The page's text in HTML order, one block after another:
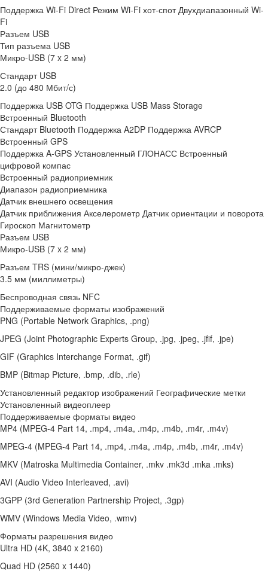
Поддержка Wi-Fi Direct Режим Wi-Fi хот-спот Двухдиапазонный Wi-
Fi
Разъем USB
Тип разъема USB
Микро-USB (7 x 2 мм)
Стандарт USB
2.0 (до 480 Мбит/с)
Поддержка USB OTG Поддержка USB Mass Storage
Встроенный Bluetooth
Стандарт Bluetooth Поддержка A2DP Поддержка AVRCP
Встроенный GPS
Поддержка A-GPS Установленный ГЛОНАСС Встроенный
цифровой компас
Встроенный радиоприемник
Диапазон радиоприемника
Датчик внешнего освещения
Датчик приближения Акселерометр Датчик ориентации и поворота
Гироскоп Магнитометр
Разъем USB
Микро-USB (7 x 2 мм)
Разъем TRS (мини/микро-джек)
3.5 мм (миллиметры)
Беспроводная связь NFC
Поддерживаемые форматы изображений
PNG (Portable Network Graphics, .png)
JPEG (Joint Photographic Experts Group, .jpg, .jpeg, .jfif, .jpe)
GIF (Graphics Interchange Format, .gif)
BMP (Bitmap Picture, .bmp, .dib, .rle)
Установленный редактор изображений Географические метки
Установленный видеоплеер
Поддерживаемые форматы видео
MP4 (MPEG-4 Part 14, .mp4, .m4a, .m4p, .m4b, .m4r, .m4v)
MPEG-4 (MPEG-4 Part 14, .mp4, .m4a, .m4p, .m4b, .m4r, .m4v)
MKV (Matroska Multimedia Container, .mkv .mk3d .mka .mks)
AVI (Audio Video Interleaved, .avi)
3GPP (3rd Generation Partnership Project, .3gp)
WMV (Windows Media Video, .wmv)
Форматы разрешения видео
Ultra HD (4K, 3840 x 2160)
Quad HD (2560 x 1440)